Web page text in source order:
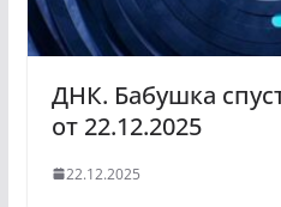
ДНК. Бабушка
от 22.12.2025
22.12.2025